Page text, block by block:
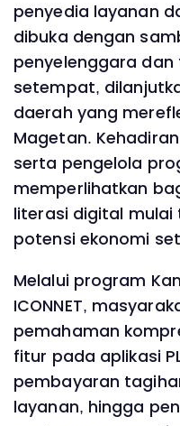
penyedia layanan
dibuka dengan
penyelenggara
setempat,
daerah yang
Magetan.
serta pengelola
memperlihatkan
literasi digital
potensi ekonomi
Melalui program
ICONNET,
pemahaman
fitur pada aplikasi
pembayaran
layanan, hingga